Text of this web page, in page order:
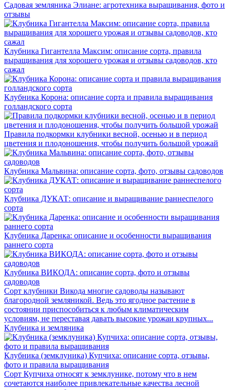
Садовая земляника Элиане: агротехника выращивания, фото и
отзывы
Клубника Гигантелла Максим: описание сорта, правила
выращивания для хорошего урожая и отзывы садоводов, кто
сажал
Клубника Корона: описание сорта и правила выращивания
голландского сорта
Правила подкормки клубники весной, осенью и в период
цветения и плодоношения, чтобы получить большой урожай
Клубника Мальвина: описание сорта, фото, отзывы садоводов
Клубника ДУКАТ: описание и выращивание раннеспелого
сорта
Клубника Даренка: описание и особенности выращивания
раннего сорта
Клубника ВИКОДА: описание сорта, фото и отзывы
садоводов
Сорт клубники Викода многие садоводы называют
благородной земляникой. Ведь это ягодное растение в
состоянии приспособиться к любым климатическим
условиям, не переставая давать высокие урожаи крупных...
Клубника и земляника
Клубника (земклуника) Купчиха: описание сорта, отзывы,
фото и правила выращивания
Сорт Купчиха относят к земклунике, потому что в нем
сочетаются наиболее привлекательные качества лесной